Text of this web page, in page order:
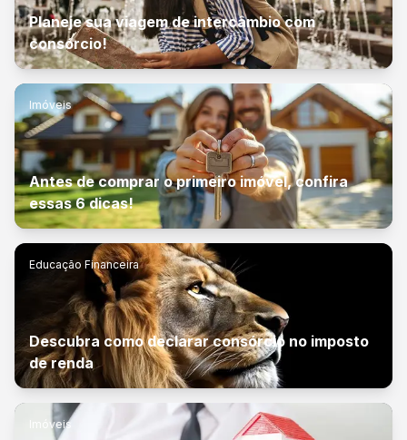
Planeje sua viagem de intercâmbio com
consórcio!
Imóveis
Antes de comprar o primeiro imóvel, confira
essas 6 dicas!
Educação Financeira
Descubra como declarar consórcio no imposto
de renda
Imóveis